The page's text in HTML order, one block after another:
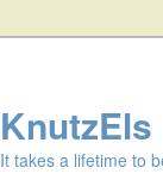
KnutzEls
It takes a lifetime to